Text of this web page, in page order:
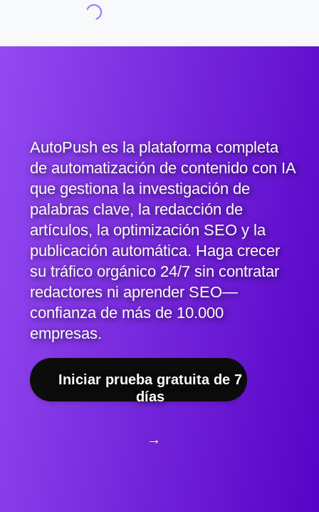
AutoPush es la plataforma completa
de automatización de contenido con IA
que gestiona la investigación de
palabras clave, la redacción de
artículos, la optimización SEO y la
publicación automática. Haga crecer
su tráfico orgánico 24/7 sin contratar
redactores ni aprender SEO—
confianza de más de 10.000
empresas.
Iniciar prueba gratuita de 7
días
→